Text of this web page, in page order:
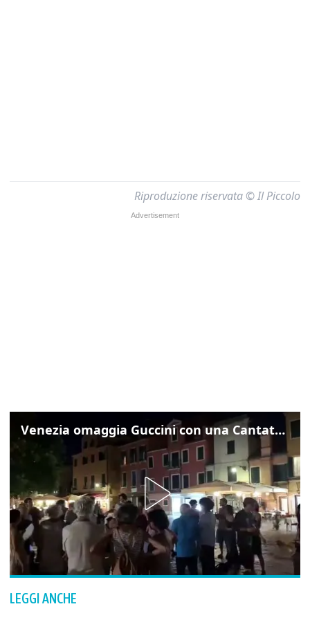
Riproduzione riservata © Il Piccolo
Venezia omaggia Guccini con una Cantata Anarchica in campo Santa Margherita
LEGGI ANCHE